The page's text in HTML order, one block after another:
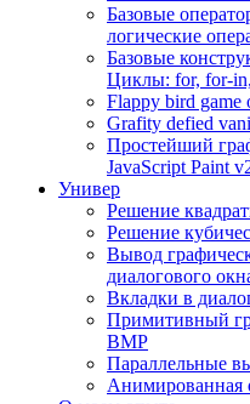
Базовые
логические
Базовые
Циклы: for, for-
Flappy bird game
Grafity defied
Простейший
JavaScript Paint
Универ
Решение
Решение
Вывод
диалогового
Вкладки в
Примитивный
BMP
Параллельные
Анимированная